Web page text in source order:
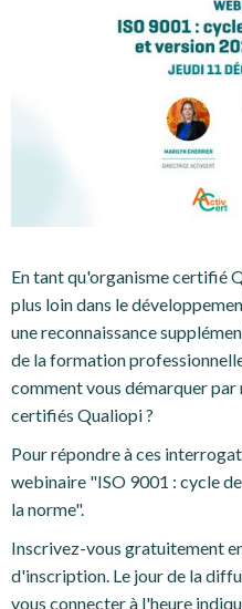
En tant qu'organisme certifié
plus loin dans le
une reconnaissance
de la formation
comment vous démarquer
certifiés Qualiopi ?
Pour répondre à ces
webinaire "ISO 9001 : cycle
la norme".
Inscrivez-vous gratuitement
d'inscription. Le jour de la
vous connecter à l'heure